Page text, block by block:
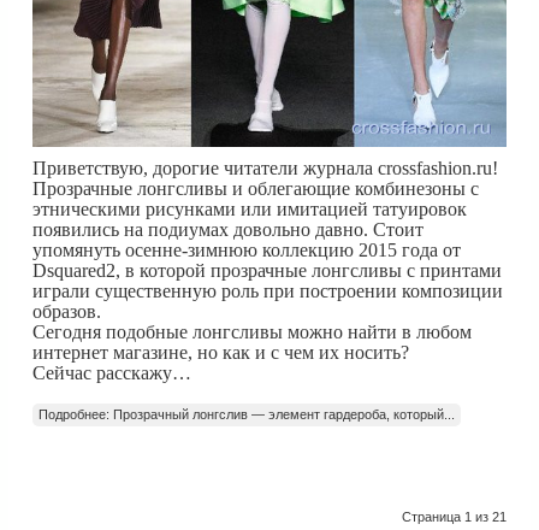
Приветствую, дорогие читатели журнала crossfashion.ru!
Прозрачные лонгсливы и облегающие комбинезоны с
этническими рисунками или имитацией татуировок
появились на подиумах довольно давно. Стоит
упомянуть осенне-зимнюю коллекцию 2015 года от
Dsquared2, в которой прозрачные лонгсливы с принтами
играли существенную роль при построении композиции
образов.
Сегодня подобные лонгсливы можно найти в любом
интернет магазине, но как и с чем их носить?
Сейчас расскажу…
Подробнее: Прозрачный лонгслив — элемент гардероба, который...
Страница 1 из 21